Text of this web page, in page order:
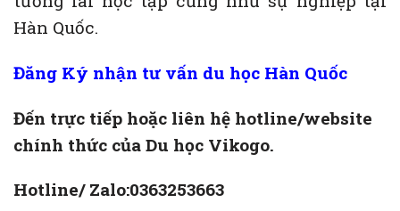
Hàn Quốc.
Đăng Ký nhận tư vấn du học Hàn Quốc
Đến trực tiếp hoặc liên hệ hotline/website
chính thức của Du học Vikogo.
Hotline/ Zalo:0363253663